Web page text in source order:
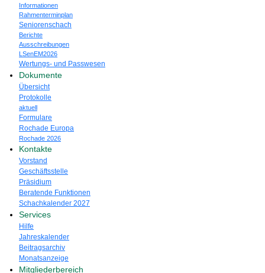
Informationen
Rahmenterminplan
Seniorenschach
Berichte
Ausschreibungen
LSenEM2026
Wertungs- und Passwesen
Dokumente
Übersicht
Protokolle
aktuell
Formulare
Rochade Europa
Rochade 2026
Kontakte
Vorstand
Geschäftsstelle
Präsidium
Beratende Funktionen
Schachkalender 2027
Services
Hilfe
Jahreskalender
Beitragsarchiv
Monatsanzeige
Mitgliederbereich